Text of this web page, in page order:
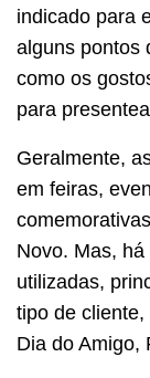
indicado para
alguns pontos
como os
para
Geralmente,
em feiras,
Novo. Mas,
utilizadas,
tipo de
Dia do Amigo,